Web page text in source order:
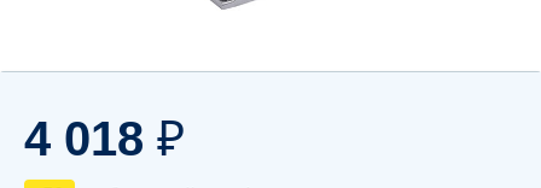
4 018 ₽